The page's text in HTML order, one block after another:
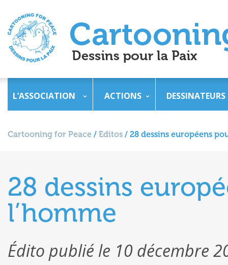
L’ASSOCIATION ACTIONS DESSINATEURS
Cartooning for Peace / Editos / 28 dessins européens
28 dessins
l’homme
Édito publié le 10 décembre